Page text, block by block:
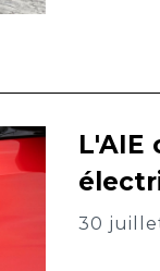
L'AIE
30